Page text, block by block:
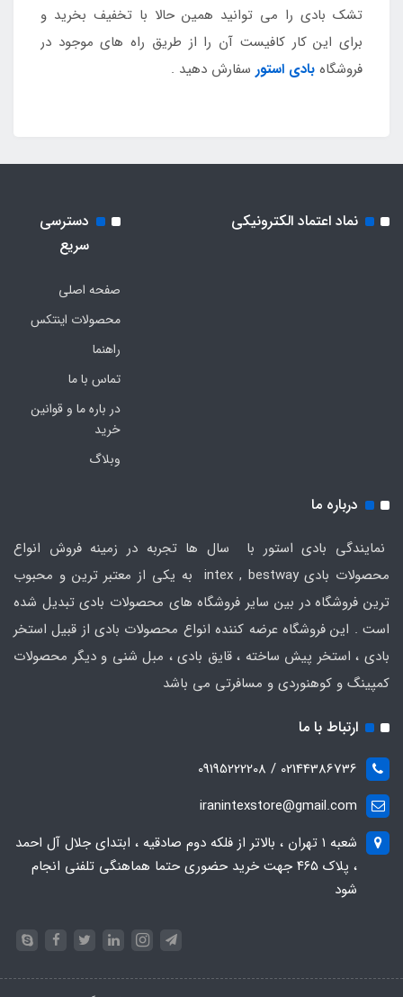
تشک بادی را می توانید همین حالا با تخفیف بخرید و
برای این کار کافیست آن را از طریق راه های موجود در
فروشگاه بادی استور سفارش دهید .
نماد اعتماد الکترونیکی
دسترسی
سریع
صفحه اصلی
محصولات اینتکس
راهنما
تماس با ما
در باره ما و قوانین
خرید
وبلاگ
درباره ما
نمایندگی بادی استور با سال ها تجربه در زمینه فروش انواع
محصولات بادی intex , bestway به یکی از معتبر ترین و محبوب
ترین فروشگاه در بین سایر فروشگاه های محصولات بادی تبدیل شده
است . این فروشگاه عرضه کننده انواع محصولات بادی از قبیل استخر
بادی ، استخر پیش ساخته ، قایق بادی ، مبل شنی و دیگر محصولات
کمپینگ و کوهنوردی و مسافرتی می باشد
ارتباط با ما
02144386736 / 09195222208
iranintexstore@gmail.com
شعبه ۱ تهران ، بالاتر از فلکه دوم صادقیه ، ابتدای جلال آل احمد
، پلاک ۴۶۵ جهت خرید حضوری حتما هماهنگی تلفنی انجام
شود